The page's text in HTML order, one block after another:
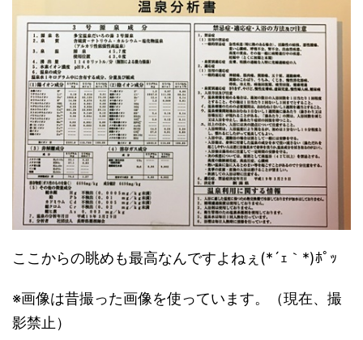
ここからの眺めも最高なんですよねぇ(*´ｪ｀*)ﾎﾟｯ
※画像は昔撮った画像を使っています。（現在、撮
影禁止）